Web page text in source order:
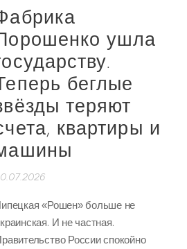
ушла
Теперь беглые
теряют
квартиры и
«Рошен» больше не
И не частная.
России спокойно